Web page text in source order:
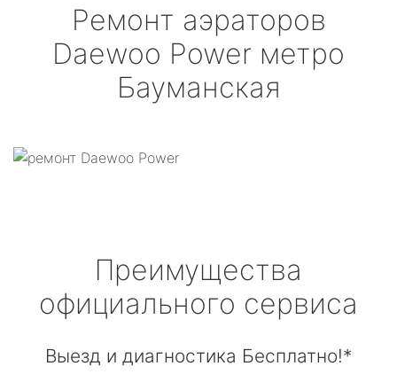
Ремонт аэраторов
Daewoo Power метро
Бауманская
Преимущества
официального сервиса
Выезд и диагностика Бесплатно!*